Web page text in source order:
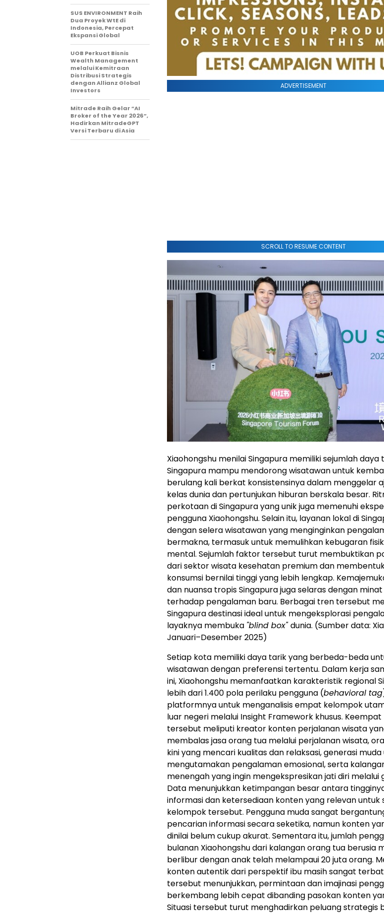
ADVERTISEMENT
SCROLL TO RESUME CONTENT
Xiaohongshu menilai Singapura memiliki sejumlah daya
Singapura mampu mendorong wisatawan untuk
berulang kali berkat konsistensinya dalam menggelar
kelas dunia dan pertunjukan hiburan berskala besar.
perkotaan di Singapura yang unik juga memenuhi
pengguna Xiaohongshu. Selain itu, layanan lokal di
dengan selera wisatawan yang menginginkan
bermakna, termasuk untuk memulihkan kebugaran
mental. Sejumlah faktor tersebut turut membuktikan
dari sektor wisata kesehatan premium dan
konsumsi bernilai tinggi yang lebih lengkap.
dan nuansa tropis Singapura juga selaras dengan
terhadap pengalaman baru. Berbagai tren tersebut
Singapura destinasi ideal untuk mengeksplorasi
layaknya membuka "blind box"dunia. (Sumber data:
Januari–Desember 2025)
Setiap kota memiliki daya tarik yang berbeda-beda
wisatawan dengan preferensi tertentu. Dalam kerja
ini, Xiaohongshu memanfaatkan karakteristik regional
lebih dari 1.400 pola perilaku pengguna (behavioral tag
platformnya untuk menganalisis empat kelompok
luar negeri melalui Insight Framework khusus.
tersebut meliputi kreator konten perjalanan wisata
membalas jasa orang tua melalui perjalanan wisata,
kini yang mencari kualitas dan relaksasi, generasi
mengutamakan pengalaman emosional, serta
menengah yang ingin mengekspresikan jati diri melalui
Data menunjukkan ketimpangan besar antara
informasi dan ketersediaan konten yang relevan untuk
kelompok tersebut. Pengguna muda sangat
pencarian informasi secara seketika, namun konten
dinilai belum cukup akurat. Sementara itu, jumlah
bulanan Xiaohongshu dari kalangan orang tua berusia
berlibur dengan anak telah melampaui 20 juta orang.
konten autentik dari perspektif ibu masih sangat
tersebut menunjukkan, permintaan dan imajinasi
berkembang lebih cepat dibanding pasokan konten
Situasi tersebut turut menghadirkan peluang strategis
SUS ENVIRONMENT Raih
Dua Proyek WtE di
Indonesia, Percepat
Ekspansi Global
UOB Perkuat Bisnis
Wealth Management
melalui Kemitraan
Distribusi Strategis
dengan Allianz Global
Investors
Mitrade Raih Gelar “AI
Broker of the Year 2026”,
Hadirkan MitradeGPT
Versi Terbaru di Asia